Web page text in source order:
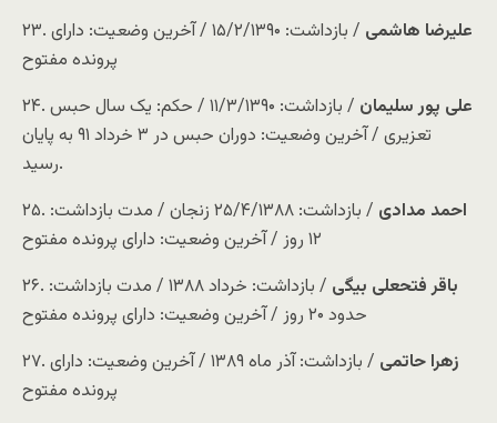
۲۳.
علیرضا‌ هاشمی
/ بازداشت: ۱۵/۲/۱۳۹۰ / آخرین وضعیت: دارای
پرونده مفتوح
۲۴.
علی پور سلیمان
/ بازداشت: ۱۱/۳/۱۳۹۰ / حکم: یک سال حبس
تعزیری / آخرین وضعیت: دوران حبس در ۳ خرداد ۹۱ به پایان
رسید.
۲۵.
احمد مدادی
/ بازداشت: ۲۵/۴/۱۳۸۸ زنجان / مدت بازداشت:
۱۲ روز / آخرین وضعیت: دارای پرونده مفتوح
۲۶.
باقر فتحعلی بیگی
/ بازداشت: خرداد ۱۳۸۸ / مدت بازداشت:
حدود ۲۰ روز / آخرین وضعیت: دارای پرونده مفتوح
۲۷.
زهرا حاتمی
/ بازداشت: آذر ماه ۱۳۸۹ / آخرین وضعیت: دارای
پرونده مفتوح